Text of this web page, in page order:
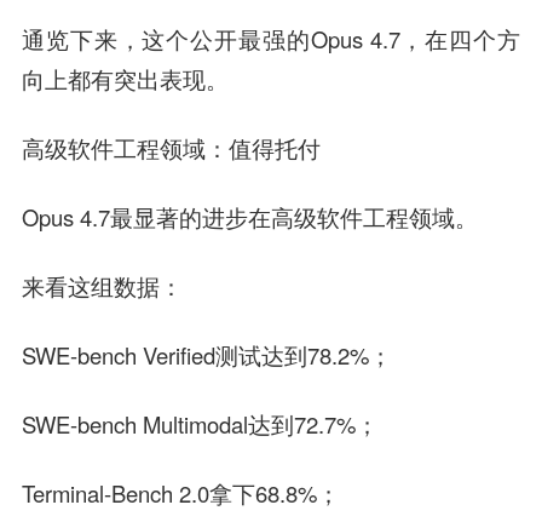
通览下来，这个公开最强的Opus 4.7，在四个方
向上都有突出表现。
高级软件工程领域：值得托付
Opus 4.7最显著的进步在高级软件工程领域。
来看这组数据：
SWE-bench Verified测试达到78.2%；
SWE-bench Multimodal达到72.7%；
Terminal-Bench 2.0拿下68.8%；